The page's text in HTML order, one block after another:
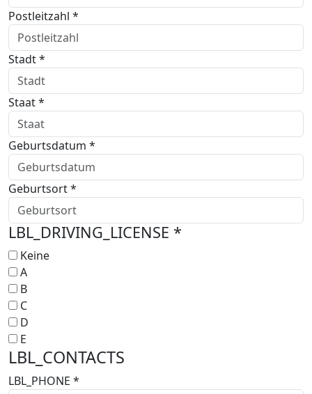
Postleitzahl *
Stadt *
Staat *
Geburtsdatum *
Geburtsort *
LBL_DRIVING_LICENSE *
Keine
A
B
C
D
E
LBL_CONTACTS
LBL_PHONE *